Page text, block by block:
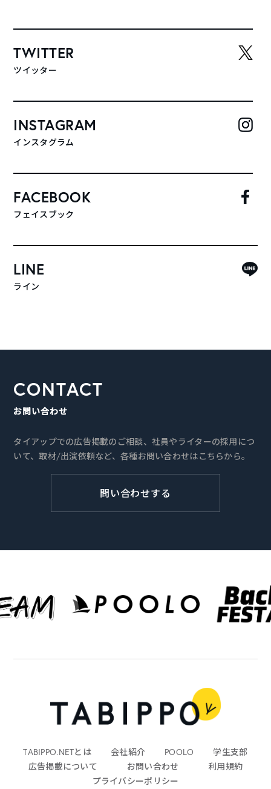
TWITTER
ツイッター
INSTAGRAM
インスタグラム
FACEBOOK
フェイスブック
LINE
ライン
CONTACT
お問い合わせ
タイアップでの広告掲載のご相談、社員やライターの採用につ
いて、取材/出演依頼など、各種お問い合わせはこちらから。
問い合わせする
TABIPPO.NETとは 会社紹介 POOLO
学生支部
広告掲載について
お問い合わせ
利用規約
プライバシーポリシー